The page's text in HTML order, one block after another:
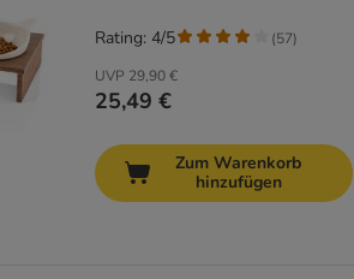
UVP 29,90 €
25,49 €
Rating: 4/5 (57)
Zum Warenkorb
hinzufügen